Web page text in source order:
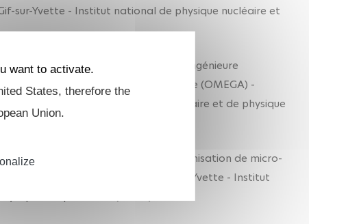
sur-Yvette - Institut national de physique nucléaire et
qualité et développement durable, ingénieure
micro-électronique générale avancée (OMEGA) -
- Institut national de physique nucléaire et de physique
ingénieur microélectronicien - Organisation de micro-
- Délégation Île-de-France Gif-sur-Yvette - Institut
want to activate.
States, therefore the
Union.